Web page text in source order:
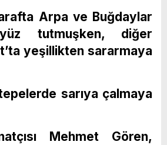
Arpa ve Buğdaylar
tutmuşken, diğer
yeşillikten sararmaya
sarıya çalmaya
Mehmet Gören,